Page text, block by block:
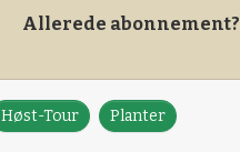
Allerede abonnement?
Høst-Tour Planter